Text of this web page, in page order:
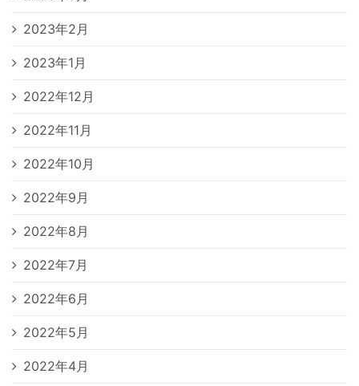
2023年2月
2023年1月
2022年12月
2022年11月
2022年10月
2022年9月
2022年8月
2022年7月
2022年6月
2022年5月
2022年4月